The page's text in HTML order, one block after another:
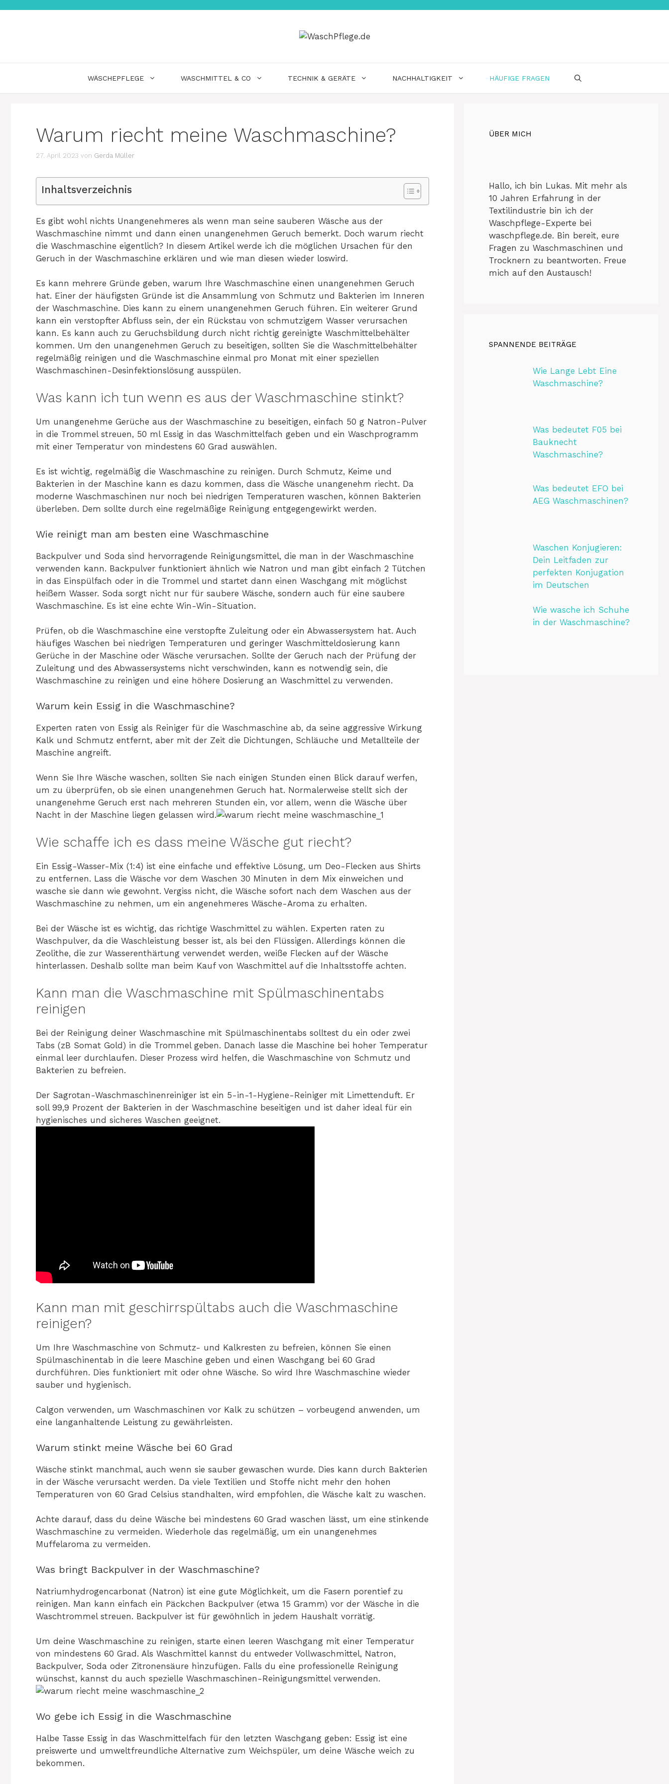
WÄSCHEPFLEGE WASCHMITTEL & CO TECHNIK & GERÄTE NACHHALTIGKEIT HÄUFIGE FRAGEN
Warum riecht meine Waschmaschine?
27. April 2023 von Gerda Müller
Inhaltsverzeichnis
Es gibt wohl nichts Unangenehmeres als wenn man seine sauberen Wäsche aus der
Waschmaschine nimmt und dann einen unangenehmen Geruch bemerkt. Doch warum riecht
die Waschmaschine eigentlich? In diesem Artikel werde ich die möglichen Ursachen für den
Geruch in der Waschmaschine erklären und wie man diesen wieder loswird.
Es kann mehrere Gründe geben, warum Ihre Waschmaschine einen unangenehmen Geruch
hat. Einer der häufigsten Gründe ist die Ansammlung von Schmutz und Bakterien im Inneren
der Waschmaschine. Dies kann zu einem unangenehmen Geruch führen. Ein weiterer Grund
kann ein verstopfter Abfluss sein, der ein Rückstau von schmutzigem Wasser verursachen
kann. Es kann auch zu Geruchsbildung durch nicht richtig gereinigte Waschmittelbehälter
kommen. Um den unangenehmen Geruch zu beseitigen, sollten Sie die Waschmittelbehälter
regelmäßig reinigen und die Waschmaschine einmal pro Monat mit einer speziellen
Waschmaschinen-Desinfektionslösung ausspülen.
Was kann ich tun wenn es aus der Waschmaschine stinkt?
Um unangenehme Gerüche aus der Waschmaschine zu beseitigen, einfach 50 g Natron-Pulver
in die Trommel streuen, 50 ml Essig in das Waschmittelfach geben und ein Waschprogramm
mit einer Temperatur von mindestens 60 Grad auswählen.
Es ist wichtig, regelmäßig die Waschmaschine zu reinigen. Durch Schmutz, Keime und
Bakterien in der Maschine kann es dazu kommen, dass die Wäsche unangenehm riecht. Da
moderne Waschmaschinen nur noch bei niedrigen Temperaturen waschen, können Bakterien
überleben. Dem sollte durch eine regelmäßige Reinigung entgegengewirkt werden.
Wie reinigt man am besten eine Waschmaschine
Backpulver und Soda sind hervorragende Reinigungsmittel, die man in der Waschmaschine
verwenden kann. Backpulver funktioniert ähnlich wie Natron und man gibt einfach 2 Tütchen
in das Einspülfach oder in die Trommel und startet dann einen Waschgang mit möglichst
heißem Wasser. Soda sorgt nicht nur für saubere Wäsche, sondern auch für eine saubere
Waschmaschine. Es ist eine echte Win-Win-Situation.
Prüfen, ob die Waschmaschine eine verstopfte Zuleitung oder ein Abwassersystem hat. Auch
häufiges Waschen bei niedrigen Temperaturen und geringer Waschmitteldosierung kann
Gerüche in der Maschine oder Wäsche verursachen. Sollte der Geruch nach der Prüfung der
Zuleitung und des Abwassersystems nicht verschwinden, kann es notwendig sein, die
Waschmaschine zu reinigen und eine höhere Dosierung an Waschmittel zu verwenden.
Warum kein Essig in die Waschmaschine?
Experten raten von Essig als Reiniger für die Waschmaschine ab, da seine aggressive Wirkung
Kalk und Schmutz entfernt, aber mit der Zeit die Dichtungen, Schläuche und Metallteile der
Maschine angreift.
Wenn Sie Ihre Wäsche waschen, sollten Sie nach einigen Stunden einen Blick darauf werfen,
um zu überprüfen, ob sie einen unangenehmen Geruch hat. Normalerweise stellt sich der
unangenehme Geruch erst nach mehreren Stunden ein, vor allem, wenn die Wäsche über
Nacht in der Maschine liegen gelassen wird.
Wie schaffe ich es dass meine Wäsche gut riecht?
Ein Essig-Wasser-Mix (1:4) ist eine einfache und effektive Lösung, um Deo-Flecken aus Shirts
zu entfernen. Lass die Wäsche vor dem Waschen 30 Minuten in dem Mix einweichen und
wasche sie dann wie gewohnt. Vergiss nicht, die Wäsche sofort nach dem Waschen aus der
Waschmaschine zu nehmen, um ein angenehmeres Wäsche-Aroma zu erhalten.
Bei der Wäsche ist es wichtig, das richtige Waschmittel zu wählen. Experten raten zu
Waschpulver, da die Waschleistung besser ist, als bei den Flüssigen. Allerdings können die
Zeolithe, die zur Wasserenthärtung verwendet werden, weiße Flecken auf der Wäsche
hinterlassen. Deshalb sollte man beim Kauf von Waschmittel auf die Inhaltsstoffe achten.
Kann man die Waschmaschine mit Spülmaschinentabs
reinigen
Bei der Reinigung deiner Waschmaschine mit Spülmaschinentabs solltest du ein oder zwei
Tabs (zB Somat Gold) in die Trommel geben. Danach lasse die Maschine bei hoher Temperatur
einmal leer durchlaufen. Dieser Prozess wird helfen, die Waschmaschine von Schmutz und
Bakterien zu befreien.
Der Sagrotan-Waschmaschinenreiniger ist ein 5-in-1-Hygiene-Reiniger mit Limettenduft. Er
soll 99,9 Prozent der Bakterien in der Waschmaschine beseitigen und ist daher ideal für ein
hygienisches und sicheres Waschen geeignet.
Kann man mit geschirrspültabs auch die Waschmaschine
reinigen?
Um Ihre Waschmaschine von Schmutz- und Kalkresten zu befreien, können Sie einen
Spülmaschinentab in die leere Maschine geben und einen Waschgang bei 60 Grad
durchführen. Dies funktioniert mit oder ohne Wäsche. So wird Ihre Waschmaschine wieder
sauber und hygienisch.
Calgon verwenden, um Waschmaschinen vor Kalk zu schützen – vorbeugend anwenden, um
eine langanhaltende Leistung zu gewährleisten.
Warum stinkt meine Wäsche bei 60 Grad
Wäsche stinkt manchmal, auch wenn sie sauber gewaschen wurde. Dies kann durch Bakterien
in der Wäsche verursacht werden. Da viele Textilien und Stoffe nicht mehr den hohen
Temperaturen von 60 Grad Celsius standhalten, wird empfohlen, die Wäsche kalt zu waschen.
Achte darauf, dass du deine Wäsche bei mindestens 60 Grad waschen lässt, um eine stinkende
Waschmaschine zu vermeiden. Wiederhole das regelmäßig, um ein unangenehmes
Muffelaroma zu vermeiden.
Was bringt Backpulver in der Waschmaschine?
Natriumhydrogencarbonat (Natron) ist eine gute Möglichkeit, um die Fasern porentief zu
reinigen. Man kann einfach ein Päckchen Backpulver (etwa 15 Gramm) vor der Wäsche in die
Waschtrommel streuen. Backpulver ist für gewöhnlich in jedem Haushalt vorrätig.
Um deine Waschmaschine zu reinigen, starte einen leeren Waschgang mit einer Temperatur
von mindestens 60 Grad. Als Waschmittel kannst du entweder Vollwaschmittel, Natron,
Backpulver, Soda oder Zitronensäure hinzufügen. Falls du eine professionelle Reinigung
wünschst, kannst du auch spezielle Waschmaschinen-Reinigungsmittel verwenden.
Wo gebe ich Essig in die Waschmaschine
Halbe Tasse Essig in das Waschmittelfach für den letzten Waschgang geben: Essig ist eine
preiswerte und umweltfreundliche Alternative zum Weichspüler, um deine Wäsche weich zu
bekommen.
ÜBER MICH
Hallo, ich bin Lukas. Mit mehr als
10 Jahren Erfahrung in der
Textilindustrie bin ich der
Waschpflege-Experte bei
waschpflege.de. Bin bereit, eure
Fragen zu Waschmaschinen und
Trocknern zu beantworten. Freue
mich auf den Austausch!
SPANNENDE BEITRÄGE
Wie Lange Lebt Eine
Waschmaschine?
Was bedeutet F05 bei
Bauknecht
Waschmaschine?
Was bedeutet EFO bei
AEG Waschmaschinen?
Waschen Konjugieren:
Dein Leitfaden zur
perfekten Konjugation
im Deutschen
Wie wasche ich Schuhe
in der Waschmaschine?